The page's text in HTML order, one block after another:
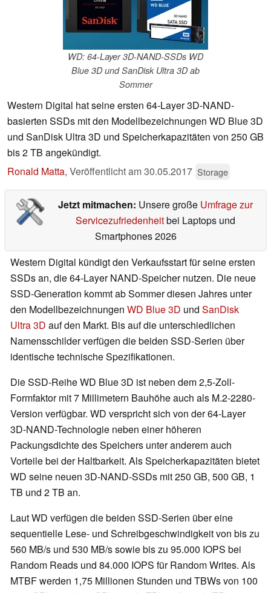
WD: 64-Layer 3D-NAND-SSDs WD
Blue 3D und SanDisk Ultra 3D ab
Sommer
Western Digital hat seine ersten 64-Layer 3D-NAND-
basierten SSDs mit den Modellbezeichnungen WD Blue 3D
und SanDisk Ultra 3D und Speicherkapazitäten von 250 GB
bis 2 TB angekündigt.
Ronald Matta, Veröffentlicht am30.05.2017 Storage
Jetzt mitmachen: Unsere große Umfrage zur
Servicezufriedenheitbei Laptops und
Smartphones 2026
Western Digital kündigt den Verkaufsstart für seine ersten
SSDs an, die 64-Layer NAND-Speicher nutzen. Die neue
SSD-Generation kommt ab Sommer diesen Jahres unter
den Modellbezeichnungen WD Blue 3D und SanDisk
Ultra 3D auf den Markt. Bis auf die unterschiedlichen
Namensschilder verfügen die beiden SSD-Serien über
identische technische Spezifikationen.
Die SSD-Reihe WD Blue 3D ist neben dem 2,5-Zoll-
Formfaktor mit 7 Millimetern Bauhöhe auch als M.2-2280-
Version verfügbar. WD verspricht sich von der 64-Layer
3D-NAND-Technologie neben einer höheren
Packungsdichte des Speichers unter anderem auch
Vorteile bei der Haltbarkeit. Als Speicherkapazitäten bietet
WD seine neuen 3D-NAND-SSDs mit 250 GB, 500 GB, 1
TB und 2 TB an.
Laut WD verfügen die beiden SSD-Serien über eine
sequentielle Lese- und Schreibgeschwindigkeit von bis zu
560 MB/s und 530 MB/s sowie bis zu 95.000 IOPS bei
Random Reads und 84.000 IOPS für Random Writes. Als
MTBF werden 1,75 Millionen Stunden und TBWs von 100